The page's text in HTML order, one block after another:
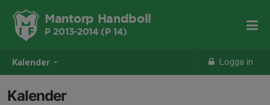
Kalender Logga in
Mantorp Handboll
P 2013-2014 (P 14)
Kalender